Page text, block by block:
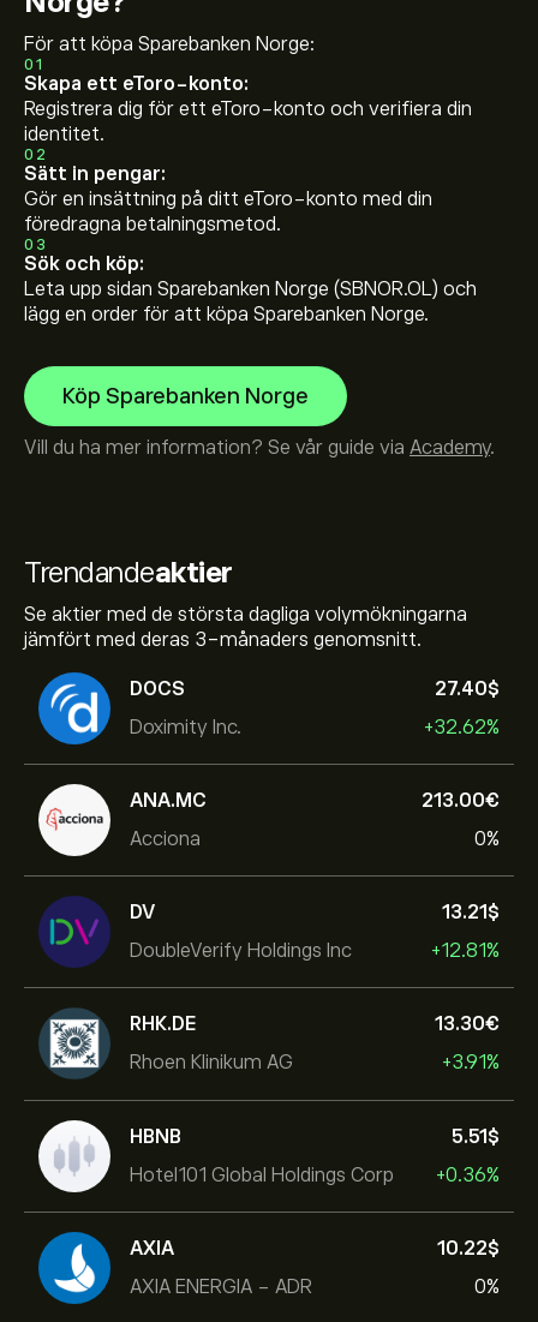
Trendandeaktier
Se aktier med de största dagliga volymökningarna
jämfört med deras 3-månaders genomsnitt.
DOCS
Doximity Inc.
27.40‎$‎
+32.62%
ANA.MC
Acciona
213.00‎€‎
0%
DV
DoubleVerify Holdings Inc
13.21‎$‎
+12.81%
RHK.DE
Rhoen Klinikum AG
13.30‎€‎
+3.91%
HBNB
Hotel101 Global Holdings Corp
5.51‎$‎
+0.36%
AXIA
AXIA ENERGIA - ADR
10.22‎$‎
0%
För att köpa Sparebanken Norge:
01
Skapa ett eToro-konto:
Registrera dig för ett eToro-konto och verifiera din
identitet.
02
Sätt in pengar:
Gör en insättning på ditt eToro-konto med din
föredragna betalningsmetod.
03
Sök och köp:
Leta upp sidan Sparebanken Norge (SBNOR.OL) och
lägg en order för att köpa Sparebanken Norge.
Köp Sparebanken Norge
Vill du ha mer information? Se vår guide via Academy.